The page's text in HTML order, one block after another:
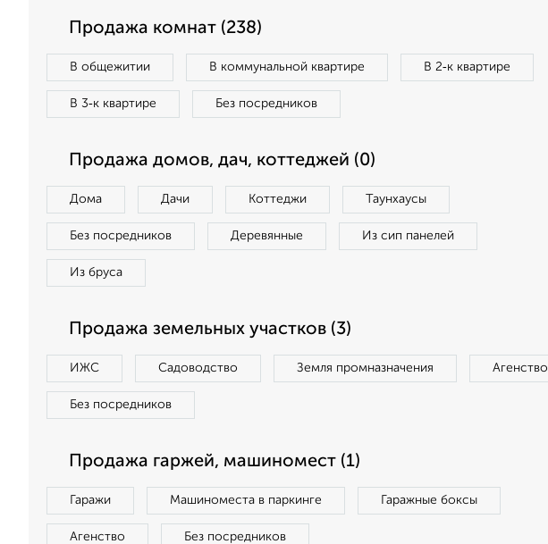
Продажа комнат (238)
В общежитии В коммунальной квартире В 2‑к квартире
В 3‑к квартире Без посредников
Продажа домов, дач, коттеджей (0)
Дома Дачи Коттеджи Таунхаусы
Без посредников Деревянные Из сип панелей
Из бруса
Продажа земельных участков (3)
ИЖС Садоводство Земля промназначения Агенство
Без посредников
Продажа гаржей, машиномест (1)
Гаражи Машиноместа в паркинге Гаражные боксы
Агенство Без посредников